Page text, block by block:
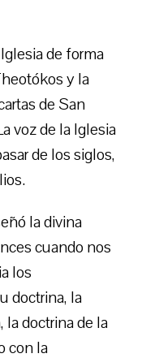
de forma
y la
de San
voz de la Iglesia
de los siglos,
la divina
cuando nos
los
doctrina, la
la doctrina de la
con la